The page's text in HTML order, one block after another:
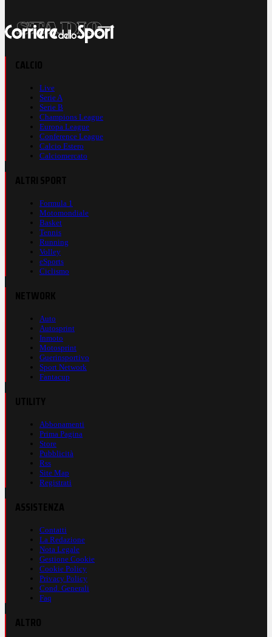
Live
Serie A
Serie B
Champions League
Europa League
Conference League
Calcio Estero
Calciomercato
Formula 1
Motomondiale
Basket
Tennis
Running
Volley
eSports
Ciclismo
Auto
Autosprint
Inmoto
Motosprint
Guerinsportivo
Sport Network
Fantacup
Abbonamenti
Prima Pagina
Store
Pubblicità
Rss
Site Map
Registrati
Contatti
La Redazione
Nota Legale
Gestione Cookie
Cookie Policy
Privacy Policy
Cond. Generali
Faq